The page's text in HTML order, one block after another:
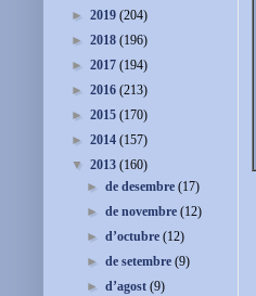
► 2019 (204)
► 2018 (196)
► 2017 (194)
► 2016 (213)
► 2015 (170)
► 2014 (157)
▼ 2013 (160)
►de desembre(17)
►de novembre(12)
►d’octubre(12)
►de setembre(9)
►d’agost(9)